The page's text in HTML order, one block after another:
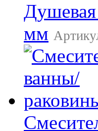
Душевая
мм